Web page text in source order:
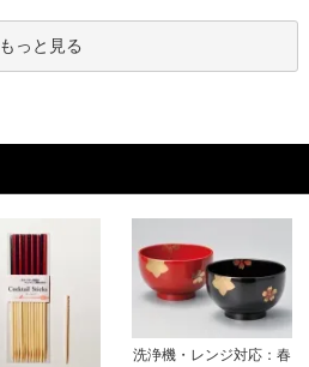
もっと見る
洗浄機・レンジ対応：春